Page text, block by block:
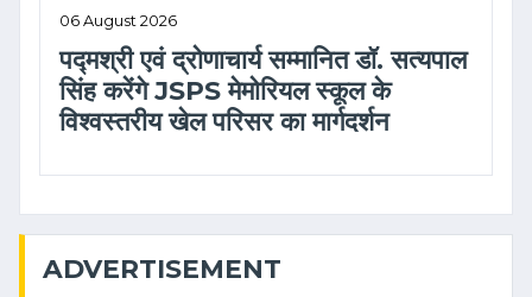
06 August 2026
पद्मश्री एवं द्रोणाचार्य सम्मानित डॉ. सत्यपाल
सिंह करेंगे JSPS मेमोरियल स्कूल के
विश्वस्तरीय खेल परिसर का मार्गदर्शन
ADVERTISEMENT